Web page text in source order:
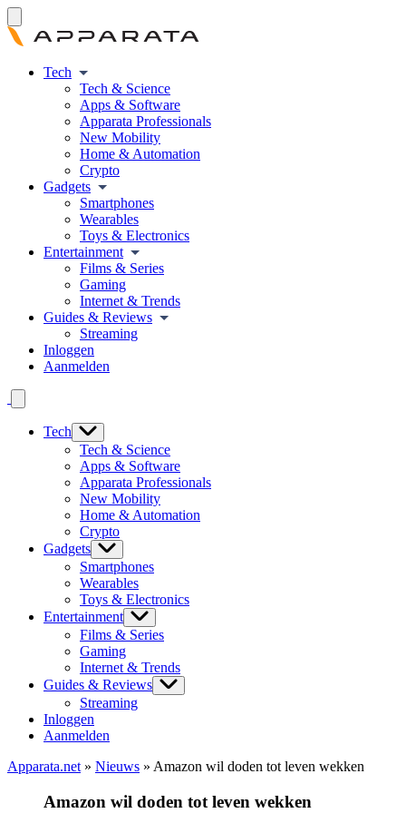
Tech
Tech & Science
Apps & Software
Apparata Professionals
New Mobility
Home & Automation
Crypto
Gadgets
Smartphones
Wearables
Toys & Electronics
Entertainment
Films & Series
Gaming
Internet & Trends
Guides & Reviews
Streaming
Inloggen
Aanmelden
Tech
Tech & Science
Apps & Software
Apparata Professionals
New Mobility
Home & Automation
Crypto
Gadgets
Smartphones
Wearables
Toys & Electronics
Entertainment
Films & Series
Gaming
Internet & Trends
Guides & Reviews
Streaming
Inloggen
Aanmelden
Apparata.net » Nieuws » Amazon wil doden tot leven wekken
Amazon wil doden tot leven wekken